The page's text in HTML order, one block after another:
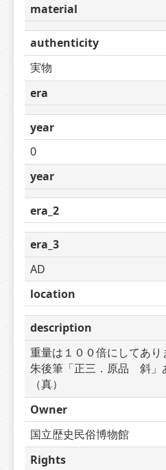
material
authenticity
実物
era
year
0
year
era_2
era_3
AD
location
description
重量は１００倍にしてあ
朱後筆「正三．原品　斜」
（真）
Owner
国立歴史民俗博物館
Rights